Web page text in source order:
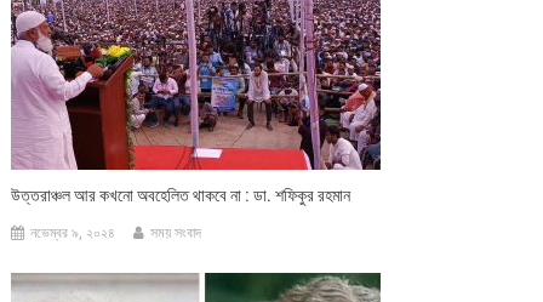
উত্তরাঞ্চল আর কখনো অবহেলিত থাকবে না : ডা. শফিকুর রহমান
নভেম্বর ৯, ২০২৪ সময় সংবাদ